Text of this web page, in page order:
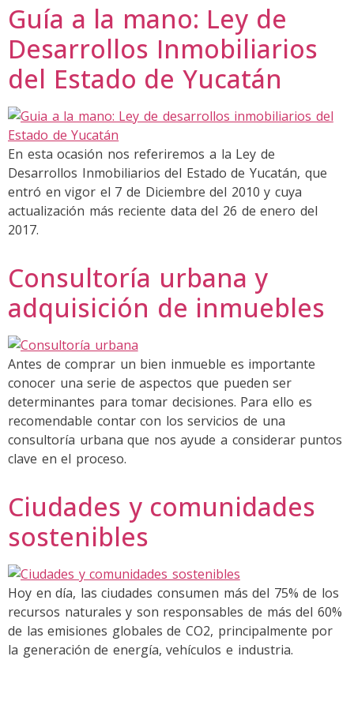
Guía a la mano: Ley de
Desarrollos Inmobiliarios
del Estado de Yucatán
En esta ocasión nos referiremos a la Ley de
Desarrollos Inmobiliarios del Estado de Yucatán, que
entró en vigor el 7 de Diciembre del 2010 y cuya
actualización más reciente data del 26 de enero del
2017.
Consultoría urbana y
adquisición de inmuebles
Antes de comprar un bien inmueble es importante
conocer una serie de aspectos que pueden ser
determinantes para tomar decisiones. Para ello es
recomendable contar con los servicios de una
consultoría urbana que nos ayude a considerar puntos
clave en el proceso.
Ciudades y comunidades
sostenibles
Hoy en día, las ciudades consumen más del 75% de los
recursos naturales y son responsables de más del 60%
de las emisiones globales de CO2, principalmente por
la generación de energía, vehículos e industria.